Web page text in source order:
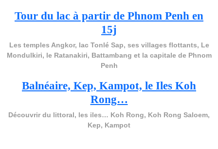
Tour du lac à partir de Phnom Penh en
15j
Les temples Angkor, lac Tonlé Sap, ses villages flottants, Le
Mondulkiri, le Ratanakiri, Battambang et la capitale de Phnom
Penh
Balnéaire, Kep, Kampot, le Iles Koh
Rong…
Découvrir du littoral, les iles… Koh Rong, Koh Rong Saloem,
Kep, Kampot